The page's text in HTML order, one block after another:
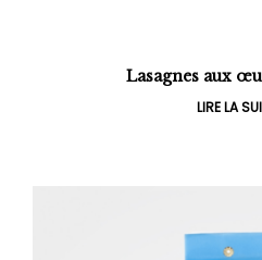
Lasagnes aux
LIRE LA